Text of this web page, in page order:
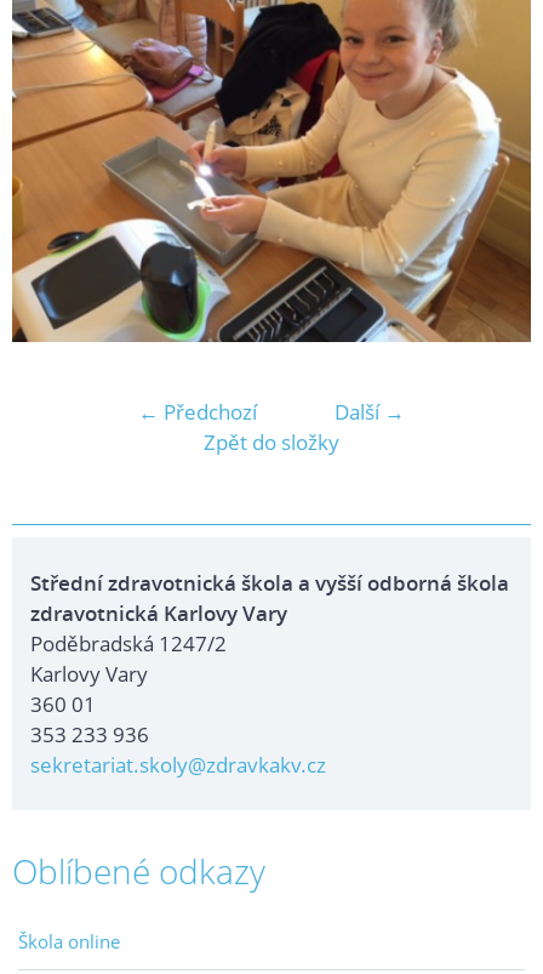
← Předchozí
Další →
Zpět do složky
Střední zdravotnická škola a vyšší odborná škola
zdravotnická Karlovy Vary
Poděbradská 1247/2
Karlovy Vary
360 01
353 233 936
sekretariat.skoly@zdravkakv.cz
Oblíbené odkazy
Škola online